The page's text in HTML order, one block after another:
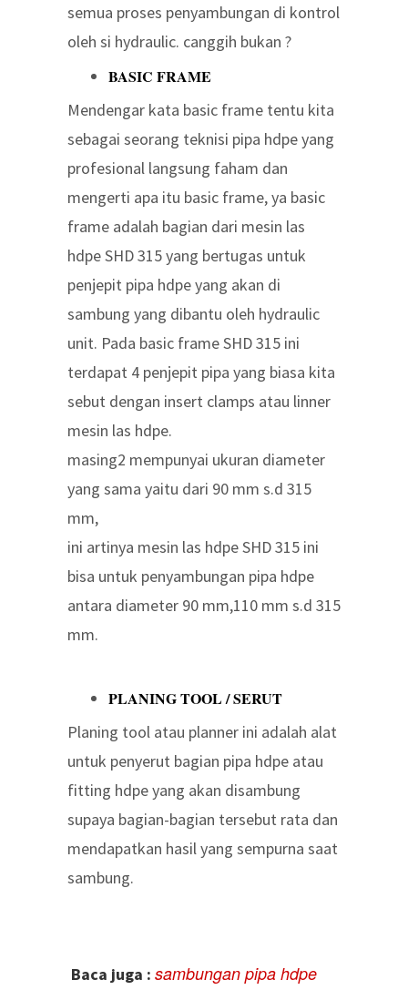
semua proses penyambungan di kontrol
oleh si hydraulic. canggih bukan ?
BASIC FRAME
Mendengar kata basic frame tentu kita
sebagai seorang teknisi pipa hdpe yang
profesional langsung faham dan
mengerti apa itu basic frame, ya basic
frame adalah bagian dari mesin las
hdpe SHD 315 yang bertugas untuk
penjepit pipa hdpe yang akan di
sambung yang dibantu oleh hydraulic
unit. Pada basic frame SHD 315 ini
terdapat 4 penjepit pipa yang biasa kita
sebut dengan insert clamps atau linner
mesin las hdpe.
masing2 mempunyai ukuran diameter
yang sama yaitu dari 90 mm s.d 315
mm,
ini artinya mesin las hdpe SHD 315 ini
bisa untuk penyambungan pipa hdpe
antara diameter 90 mm,110 mm s.d 315
mm.
PLANING TOOL / SERUT
Planing tool atau planner ini adalah alat
untuk penyerut bagian pipa hdpe atau
fitting hdpe yang akan disambung
supaya bagian-bagian tersebut rata dan
mendapatkan hasil yang sempurna saat
sambung.
Baca juga : sambungan pipa hdpe